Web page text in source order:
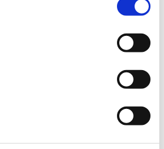
Trichi em acácia-das-espigas:
a ajudar